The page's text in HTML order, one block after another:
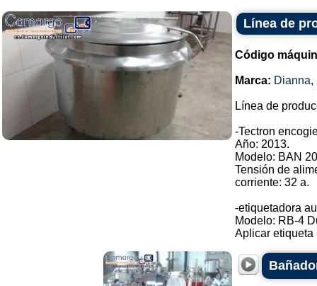
Línea de
Código
Marca: Dianna,
Línea de
-Tectron
Año: 2013.
Modelo: BAN
Tensión de
corriente: 32 a.
-etiquetadora
Modelo: RB-4
Aplicar etiqueta